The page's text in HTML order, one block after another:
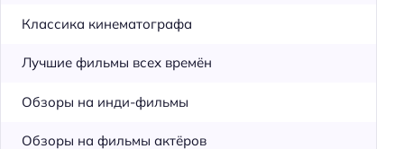
Классика кинематографа
Лучшие фильмы всех времён
Обзоры на инди-фильмы
Обзоры на фильмы актёров